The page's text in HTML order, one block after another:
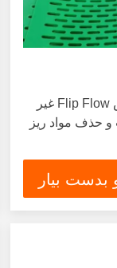
تشک های صفحه نمایش Flip Flow غیر
و حذف مواد ریز
بدست بیار